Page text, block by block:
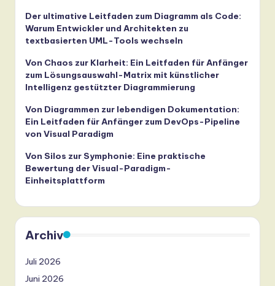
Der ultimative Leitfaden zum Diagramm als Code:
Warum Entwickler und Architekten zu
textbasierten UML-Tools wechseln
Von Chaos zur Klarheit: Ein Leitfaden für Anfänger
zum Lösungsauswahl-Matrix mit künstlicher
Intelligenz gestützter Diagrammierung
Von Diagrammen zur lebendigen Dokumentation:
Ein Leitfaden für Anfänger zum DevOps-Pipeline
von Visual Paradigm
Von Silos zur Symphonie: Eine praktische
Bewertung der Visual-Paradigm-
Einheitsplattform
Archiv
Juli 2026
Juni 2026